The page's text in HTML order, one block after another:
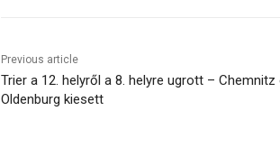
Previous article
Trier a 12. helyről a 8. helyre ugrott – Chemnitz
Oldenburg kiesett